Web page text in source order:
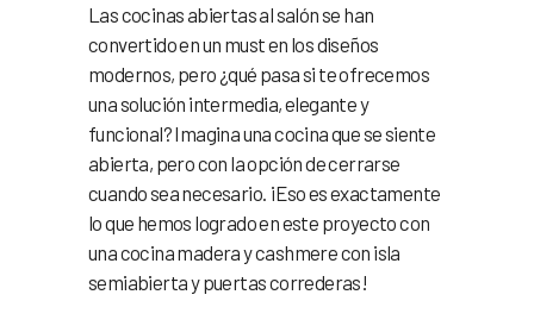
Las cocinas abiertas al salón se han
convertido en un must en los diseños
modernos, pero ¿qué pasa si te ofrecemos
una solución intermedia, elegante y
funcional? Imagina una cocina que se siente
abierta, pero con la opción de cerrarse
cuando sea necesario. ¡Eso es exactamente
lo que hemos logrado en este proyecto con
una cocina madera y cashmere con isla
semiabierta y puertas correderas!